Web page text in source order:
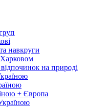
навкруги
Харковом
на природі
+ Європа